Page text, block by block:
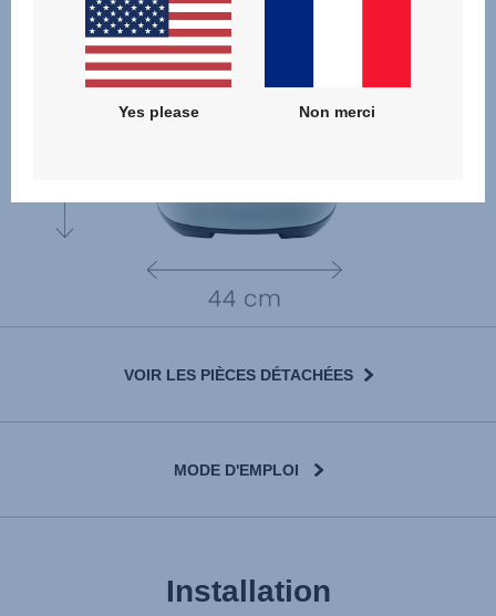
VOIR LES PIÈCES DÉTACHÉES
MODE D'EMPLOI
Installation
Yes please Non merci